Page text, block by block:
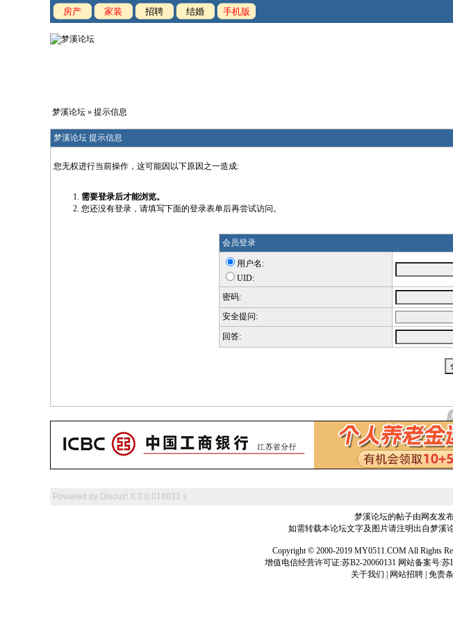
房产 家装 招聘 结婚 手机版
梦溪论坛 » 提示信息
梦溪论坛 提示信息
您无权进行当前操作，这可能因以下原因之一造成:
需要登录后才能浏览。
您还没有登录，请填写下面的登录表单后再尝试访问。
会员登录
用户名:
UID:
密码:
安全提问:
回答:
Powered by Discuz! X 2 0.018831 s
梦溪论坛的帖子由网友发
如需转载本论坛文字及图片请注明出自梦溪
Copyright © 2000-2019 MY0511.COM All Rights
增值电信经营许可证:苏B2-20060131 网站备案号:苏
关于我们
网站招聘 免责